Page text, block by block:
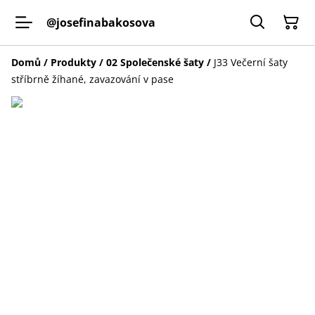
@josefinabakosova
Domů / Produkty / 02 Společenské šaty / J33 Večerní šaty
stříbrně žíhané, zavazování v pase